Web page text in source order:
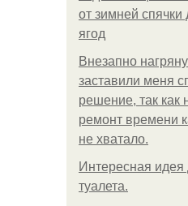
от зимней спячки
ягод
Внезапно
заставили меня
решение, так как
ремонт времени
не хватало.
Интересная идея
туалета.